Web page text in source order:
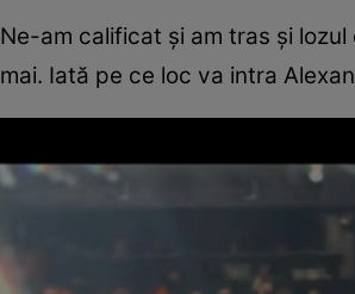
Ne-am calificat și am tras și
mai. Iată pe ce loc va intra